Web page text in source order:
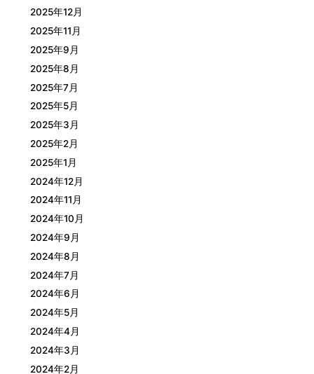
2025年12月
2025年11月
2025年9月
2025年8月
2025年7月
2025年5月
2025年3月
2025年2月
2025年1月
2024年12月
2024年11月
2024年10月
2024年9月
2024年8月
2024年7月
2024年6月
2024年5月
2024年4月
2024年3月
2024年2月